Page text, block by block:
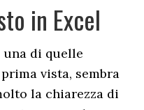
in Excel​
di quelle
vista, sembra
la chiarezza di